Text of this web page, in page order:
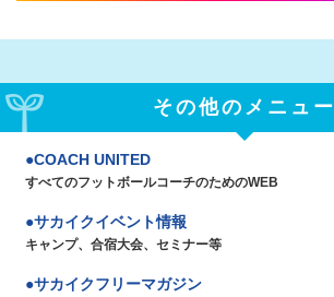
その他のメニュー
COACH UNITED
すべてのフットボールコーチのためのWEB
サカイクイベント情報
キャンプ、合宿大会、セミナー等
サカイクフリーマガジン